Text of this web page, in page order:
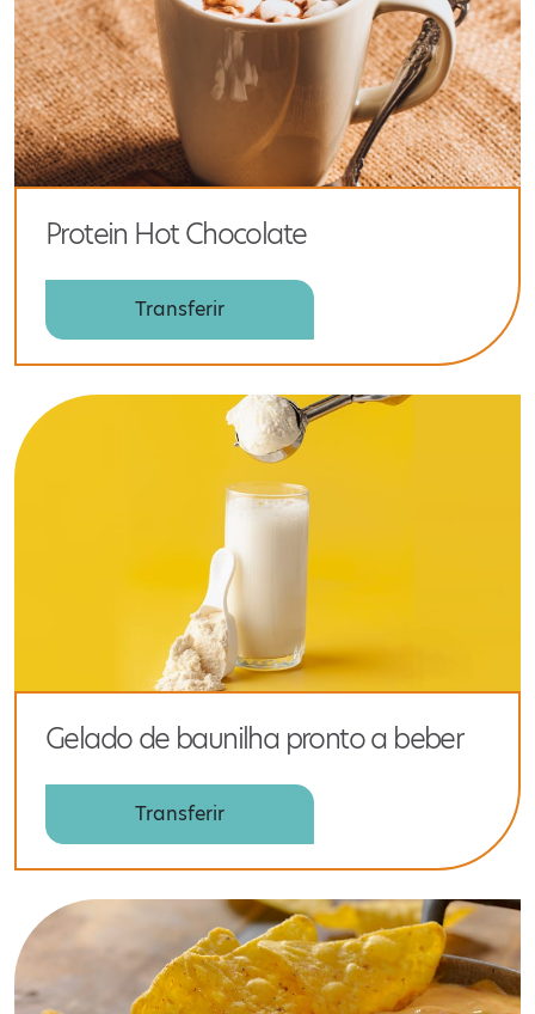
Protein Hot Chocolate
Transferir
Gelado de baunilha pronto a beber
Transferir